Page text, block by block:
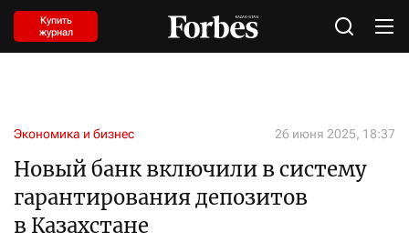
Купить
журнал
Экономика и бизнес 26 июня 2025, 18:37
Новый банк включили в систему
гарантирования депозитов
в Казахстане